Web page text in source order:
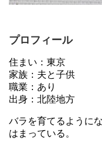
プロフィール
住まい：東京
家族：夫と子供
職業：あり
出身：北陸地方
バラを育てるように
はまっている。